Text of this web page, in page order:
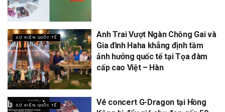
SỰ KIỆN QUỐC TẾ
Anh Trai Vượt Ngàn Chông Gai và
Gia đình Haha khẳng định tầm
ảnh hưởng quốc tế tại Tọa đàm
cấp cao Việt – Hàn
SỰ KIỆN QUỐC TẾ
Vé concert G-Dragon tại Hồng